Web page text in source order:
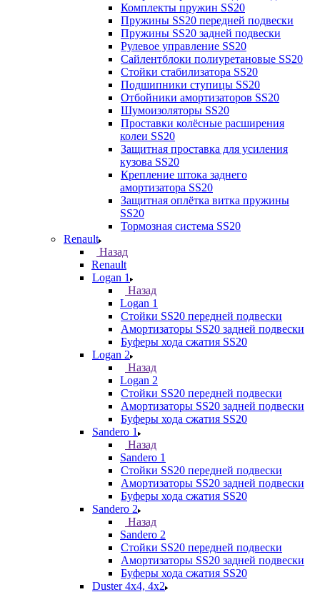
Комплекты пружин SS20
Пружины SS20 передней подвески
Пружины SS20 задней подвески
Рулевое управление SS20
Сайлентблоки полиуретановые SS20
Стойки стабилизатора SS20
Подшипники ступицы SS20
Отбойники амортизаторов SS20
Шумоизоляторы SS20
Проставки колёсные расширения
колеи SS20
Защитная проставка для усиления
кузова SS20
Крепление штока заднего
амортизатора SS20
Защитная оплётка витка пружины
SS20
Тормозная система SS20
Renault
Назад
Renault
Logan 1
Назад
Logan 1
Стойки SS20 передней подвески
Амортизаторы SS20 задней подвески
Буферы хода сжатия SS20
Logan 2
Назад
Logan 2
Стойки SS20 передней подвески
Амортизаторы SS20 задней подвески
Буферы хода сжатия SS20
Sandero 1
Назад
Sandero 1
Стойки SS20 передней подвески
Амортизаторы SS20 задней подвески
Буферы хода сжатия SS20
Sandero 2
Назад
Sandero 2
Стойки SS20 передней подвески
Амортизаторы SS20 задней подвески
Буферы хода сжатия SS20
Duster 4х4, 4x2